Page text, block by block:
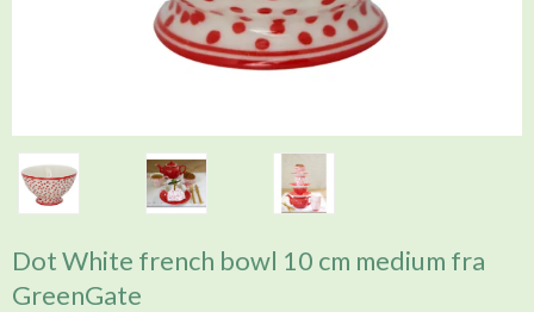
Dot White french bowl 10 cm medium fra
GreenGate